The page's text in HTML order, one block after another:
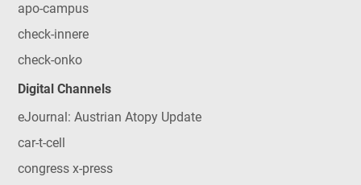
apo-campus
check-innere
check-onko
Digital Channels
eJournal: Austrian Atopy Update
car-t-cell
congress x-press